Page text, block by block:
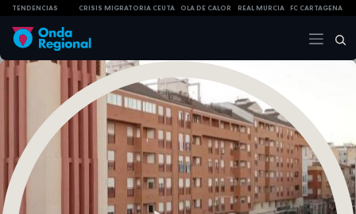
TENDENCIAS CRISIS MIGRATORIA CEUTA OLA DE CALOR REAL MURCIA FC CARTAGENA